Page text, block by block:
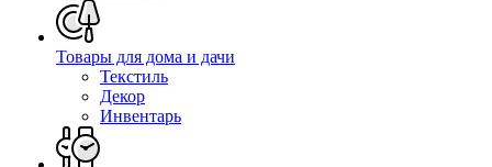
Товары для дома и дачи
Текстиль
Декор
Инвентарь